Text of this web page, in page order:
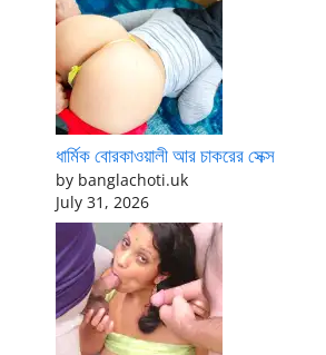
ধার্মিক বোরকাওয়ালী আর চাকরের সেক্স
by banglachoti.uk
July 31, 2026